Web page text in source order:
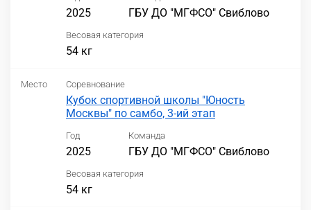
2025 ГБУ ДО "МГФСО" Свиблово
Весовая категория
54 кг
Место Соревнование
Кубок спортивной школы "Юность
Москвы" по самбо, 3-ий этап
Год
2025
Команда
ГБУ ДО "МГФСО" Свиблово
Весовая категория
54 кг